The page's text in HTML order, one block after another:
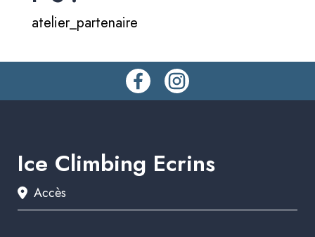
atelier_partenaire
Ice Climbing Ecrins
Accès